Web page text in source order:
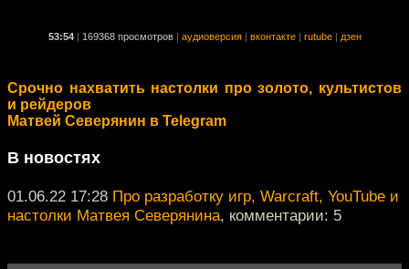
53:54 169368 просмотров аудиоверсия вконтакте rutube дзен
Срочно нахватить настолки про золото, культистов
и рейдеров
Матвей Северянин в Telegram
В новостях
01.06.22 17:28 Про разработку игр, Warcraft, YouTube и
настолки Матвея Северянина, комментарии: 5